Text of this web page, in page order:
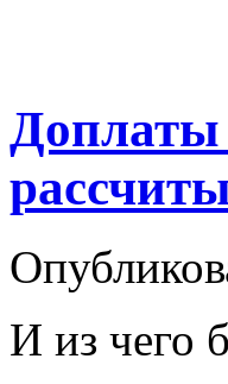
Доплаты
И из чего